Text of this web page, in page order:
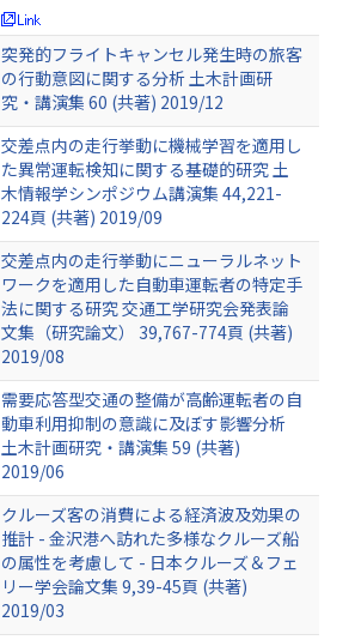
突発的フライトキャンセル発生時の旅客
の行動意図に関する分析 土木計画研
究・講演集 60 (共著) 2019/12
交差点内の走行挙動に機械学習を適用し
た異常運転検知に関する基礎的研究 土
木情報学シンポジウム講演集 44,221-
224頁 (共著) 2019/09
交差点内の走行挙動にニューラルネット
ワークを適用した自動車運転者の特定手
法に関する研究 交通工学研究会発表論
文集（研究論文） 39,767-774頁 (共著)
2019/08
需要応答型交通の整備が高齢運転者の自
動車利用抑制の意識に及ぼす影響分析
土木計画研究・講演集 59 (共著)
2019/06
クルーズ客の消費による経済波及効果の
推計 - 金沢港へ訪れた多様なクルーズ船
の属性を考慮して - 日本クルーズ＆フェ
リー学会論文集 9,39-45頁 (共著)
2019/03